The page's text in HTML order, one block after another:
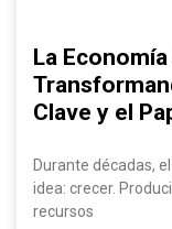
La
Clave y el
Durante décadas,
idea: crecer.
recursos